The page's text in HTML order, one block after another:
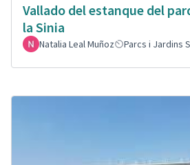
Vallado del estanque del
la Sinia
Natalia Leal Muñoz Parcs i Jardins